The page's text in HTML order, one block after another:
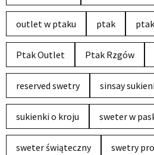
outlet w ptaku ptak
Ptak Outlet Ptak Rzgów
reserved swetry sinsay
sukienki o kroju sweter w
sweter świąteczny swetry